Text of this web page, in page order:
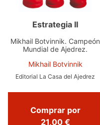
Estrategia II
Mikhail Botvinnik. Campeón
Mundial de Ajedrez.
Mikhail Botvinnik
Editorial La Casa del Ajedrez
Comprar por
21,00 €